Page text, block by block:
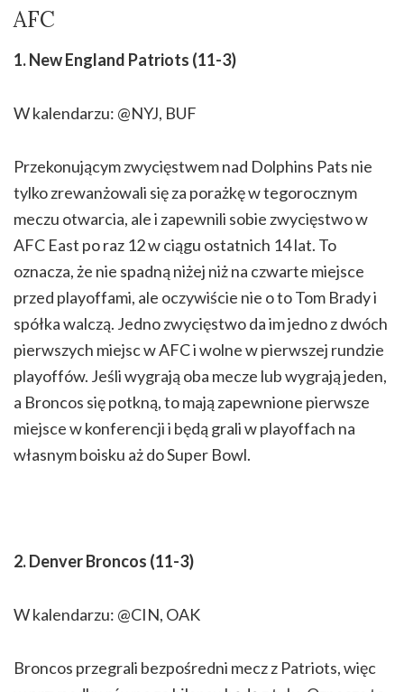
AFC
1. New England Patriots (11-3)
W kalendarzu: @NYJ, BUF
Przekonującym zwycięstwem nad Dolphins Pats nie
tylko zrewanżowali się za porażkę w tegorocznym
meczu otwarcia, ale i zapewnili sobie zwycięstwo w
AFC East po raz 12 w ciągu ostatnich 14 lat. To
oznacza, że nie spadną niżej niż na czwarte miejsce
przed playoffami, ale oczywiście nie o to Tom Brady i
spółka walczą. Jedno zwycięstwo da im jedno z dwóch
pierwszych miejsc w AFC i wolne w pierwszej rundzie
playoffów. Jeśli wygrają oba mecze lub wygrają jeden,
a Broncos się potkną, to mają zapewnione pierwsze
miejsce w konferencji i będą grali w playoffach na
własnym boisku aż do Super Bowl.
2. Denver Broncos (11-3)
W kalendarzu: @CIN, OAK
Broncos przegrali bezpośredni mecz z Patriots, więc